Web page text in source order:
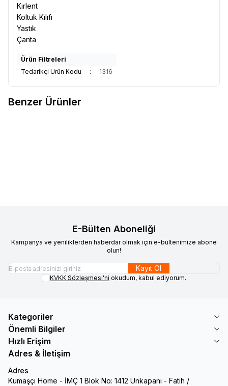
Kırlent
Koltuk Kılıfı
Yastık
Çanta
Ürün Filtreleri
Tedarikçi Ürün Kodu
: 1316
Benzer Ürünler
E-Bülten Aboneliği
Kampanya ve yeniliklerden haberdar olmak için e-bültenimize abone
olun!
Kayıt Ol
KVKK Sözleşmesi'ni okudum, kabul ediyorum.
Kategoriler
Önemli Bilgiler
Hızlı Erişim
Adres & İletişim
Adres
Kumaşçı Home - İMÇ 1 Blok No: 1412 Unkapanı - Fatih /